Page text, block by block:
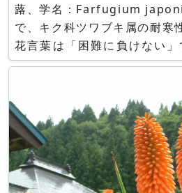
蕗、学名：Farfugium
で、キク科ツワブキ属の耐寒
花言葉は「困難に負けない」です。 か
鑑 誕生花12月05日